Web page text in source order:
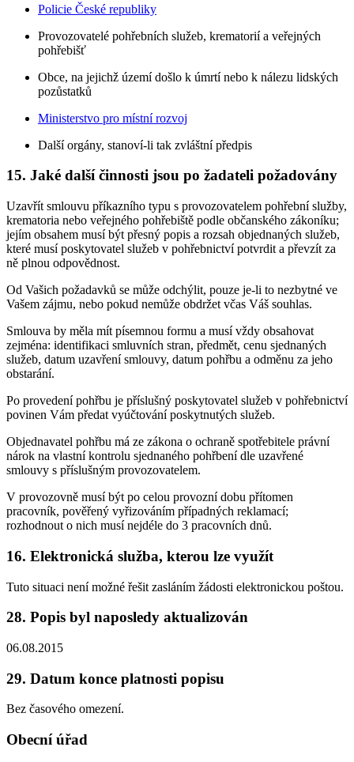
Policie České republiky
Provozovatelé pohřebních služeb, krematorií a veřejných
pohřebišť
Obce, na jejichž území došlo k úmrtí nebo k nálezu lidských
pozůstatků
Ministerstvo pro místní rozvoj
Další orgány, stanoví-li tak zvláštní předpis
15. Jaké další činnosti jsou po žadateli požadovány
Uzavřít smlouvu příkazního typu s provozovatelem pohřební služby,
krematoria nebo veřejného pohřebiště podle občanského zákoníku;
jejím obsahem musí být přesný popis a rozsah objednaných služeb,
které musí poskytovatel služeb v pohřebnictví potvrdit a převzít za
ně plnou odpovědnost.
Od Vašich požadavků se může odchýlit, pouze je-li to nezbytné ve
Vašem zájmu, nebo pokud nemůže obdržet včas Váš souhlas.
Smlouva by měla mít písemnou formu a musí vždy obsahovat
zejména: identifikaci smluvních stran, předmět, cenu sjednaných
služeb, datum uzavření smlouvy, datum pohřbu a odměnu za jeho
obstarání.
Po provedení pohřbu je příslušný poskytovatel služeb v pohřebnictví
povinen Vám předat vyúčtování poskytnutých služeb.
Objednavatel pohřbu má ze zákona o ochraně spotřebitele právní
nárok na vlastní kontrolu sjednaného pohřbení dle uzavřené
smlouvy s příslušným provozovatelem.
V provozovně musí být po celou provozní dobu přítomen
pracovník, pověřený vyřizováním případných reklamací;
rozhodnout o nich musí nejdéle do 3 pracovních dnů.
16. Elektronická služba, kterou lze využít
Tuto situaci není možné řešit zasláním žádosti elektronickou poštou.
28. Popis byl naposledy aktualizován
06.08.2015
29. Datum konce platnosti popisu
Bez časového omezení.
Obecní úřad